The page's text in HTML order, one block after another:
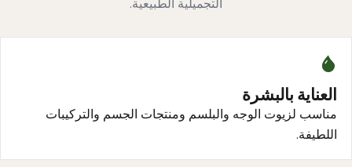
التجميلية الطبيعية.
العناية بالبشرة
مناسب لزيوت الوجه والبلسم ومنتجات الجسم والتركيبات
اللطيفة.